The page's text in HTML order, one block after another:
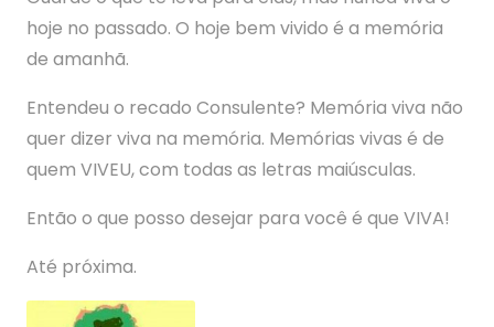
hoje no passado. O hoje bem vivido é a memória
de amanhã.
Entendeu o recado Consulente? Memória viva não
quer dizer viva na memória. Memórias vivas é de
quem VIVEU, com todas as letras maiúsculas.
Então o que posso desejar para você é que VIVA!
Até próxima.